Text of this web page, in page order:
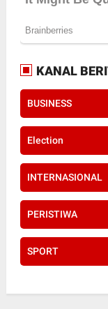
KANAL
BUSINESS
Election
INTERNASIONAL
PERISTIWA
SPORT